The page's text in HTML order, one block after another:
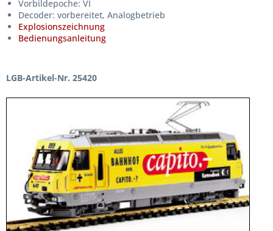
Vorbildepoche: VI
Decoder: vorbereitet, Analogbetrieb
Explosionszeichnung
Bedienungsanleitung
LGB-Artikel-Nr. 25420